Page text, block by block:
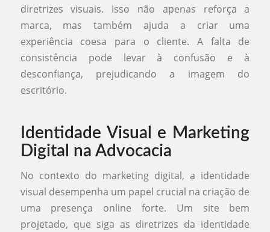
diretrizes visuais. Isso não apenas reforça a
marca, mas também ajuda a criar uma
experiência coesa para o cliente. A falta de
consistência pode levar à confusão e à
desconfiança, prejudicando a imagem do
escritório.
Identidade Visual e Marketing
Digital na Advocacia
No contexto do marketing digital, a identidade
visual desempenha um papel crucial na criação de
uma presença online forte. Um site bem
projetado, que siga as diretrizes da identidade